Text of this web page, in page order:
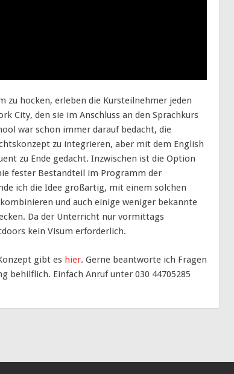
zu hocken, erleben die Kursteilnehmer jeden
City, den sie im Anschluss an den Sprachkurs
war schon immer darauf bedacht, die
zu integrieren, aber mit dem English
zu Ende gedacht. Inzwischen ist die Option
fester Bestandteil im Programm der
ich die Idee großartig, mit einem solchen
und auch einige weniger bekannte
Da der Unterricht nur vormittags
kein Visum erforderlich.
gibt es hier. Gerne beantworte ich Fragen
behilflich. Einfach Anruf unter 030 44705285